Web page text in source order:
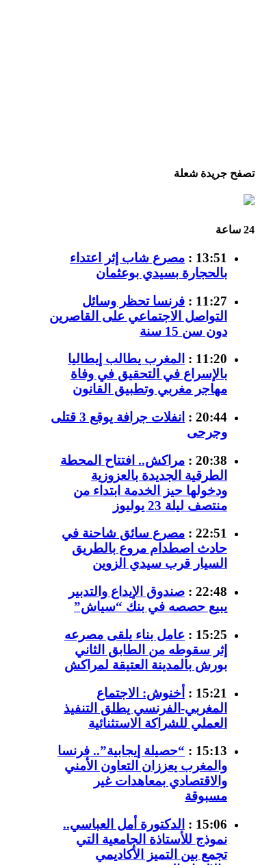
تصفح جريدة شعلة
24 ساعة
13:51 :
مصرع شاب إثر اعتداء
بالحجارة بسيدي بوعثمان
11:27 :
فرنسا تحظر وسائل
التواصل الاجتماعي على القاصرين
دون سن 15 سنة
11:20 :
المغرب يطالب إيطاليا
بالإسراع في التحقيق في وفاة
مهاجر مغربي وتطبيق القانون
20:44 :
انفلات جرافة يوقع 3 قتلى
وجرحى
20:38 :
مراكش.. افتتاح المحطة
الطرقية الجديدة بالعزوزية
ودخولها حيز الخدمة ابتداء من
منتصف ليلة 23 يوليوز
22:51 :
مصرع سائق شاحنة في
حادث اصطدام مروع بالطريق
السيار قرب سيدي الزوين
22:48 :
صندوق الإيداع والتدبير
يبيع حصصه في بنك “سياش”
15:25 :
عامل بناء يلقى مصرعه
إثر سقوطه من الطابق الثاني
بورش بالمدينة العتيقة لمراكش
15:21 :
أخنوش: الاجتماع
المغربي-الفرنسي يطلق التنفيذ
العملي للشراكة الاستثنائية
15:13 :
“حصيلة إيجابية”.. فرنسا
والمغرب يعززان التعاون الأمني
والاقتصادي بمعاهدات غير
مسبوقة
15:06 :
الدكتورة أمل العباسي..
نموذج للأستاذة الجامعية التي
تجمع بين التميز الأكاديمي